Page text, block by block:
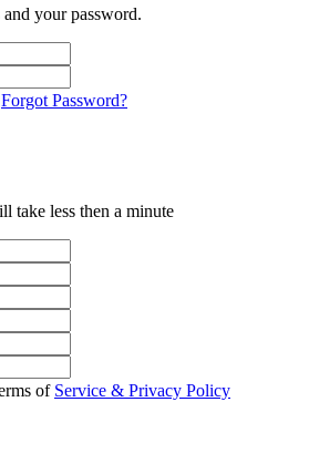
your password.
Forgot Password?
take less then a minute
of Service & Privacy Policy